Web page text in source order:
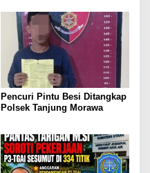
Pencuri Pintu Besi Ditangkap
Polsek Tanjung Morawa